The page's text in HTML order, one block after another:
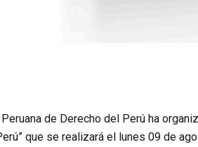
de Derecho del Perú ha
que se realizará el lunes 09 de